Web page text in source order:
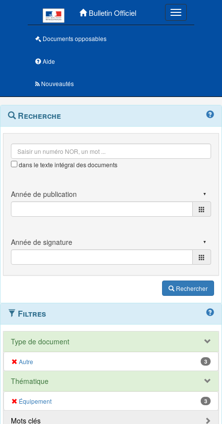
Bulletin Officiel Toggle
Documents opposables
Aide
Nouveautés
Navigation
outils
Menu
contextuel
Recherche
dans le texte intégral des documents
Rechercher
Filtres
Type de document
Autre 3
Thématique
Équipement 3
Mots clés